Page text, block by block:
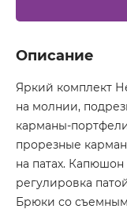
Описание
Яркий комплект
на молнии,
карманы-
прорезные
на патах. Капюшон
регулировка
Брюки со